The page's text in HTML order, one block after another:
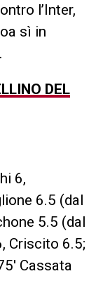
l’Inter,
sì in
DEL
6,
6.5 (dal
5.5 (dal
Criscito 6.5;
Cassata